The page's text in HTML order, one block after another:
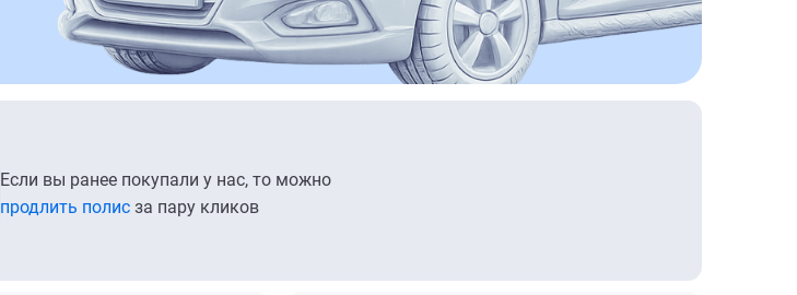
Если вы ранее покупали у нас, то можно
продлить полис за пару кликов